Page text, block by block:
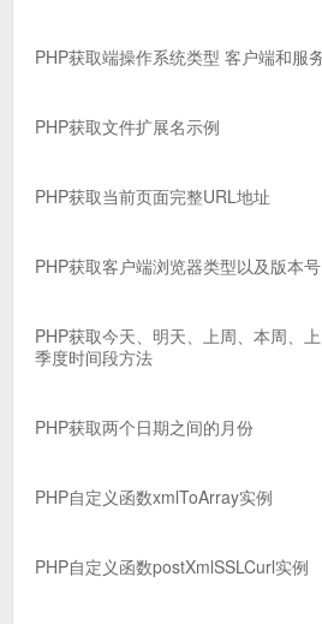
PHP获取端操作系统类型 客户端和服
PHP获取文件扩展名示例
PHP获取当前页面完整URL地址
PHP获取客户端浏览器类型以及版本号
PHP获取今天、明天、上周、本周、
季度时间段方法
PHP获取两个日期之间的月份
PHP自定义函数xmlToArray实例
PHP自定义函数postXmlSSLCurl实例